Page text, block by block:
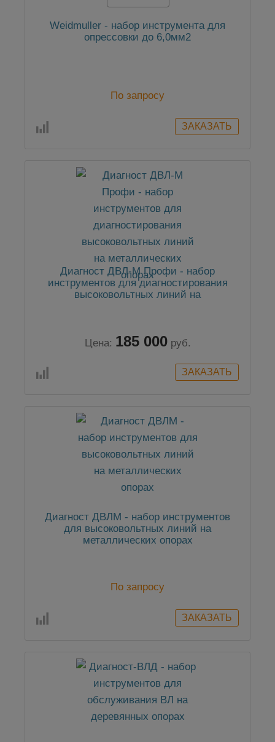
Weidmuller - набор инструмента для
опрессовки до 6,0мм2
По запросу
Диагност ДВЛ-М Профи - набор
инструментов для диагностирования
высоковольтных линий на
Цена: 185 000 руб.
Диагност ДВЛМ - набор инструментов
для высоковольтных линий на
металлических опорах
По запросу